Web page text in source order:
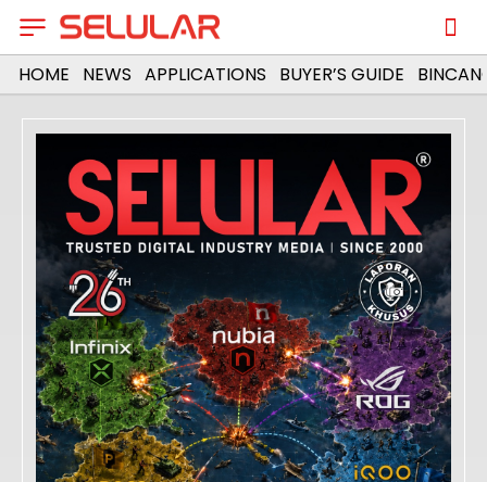
HOME NEWS APPLICATIONS BUYER’S GUIDE